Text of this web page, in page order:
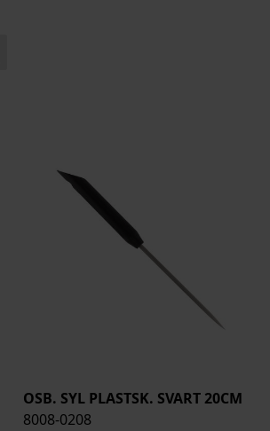
OSB. SYL PLASTSK. SVART 20CM
8008-0208